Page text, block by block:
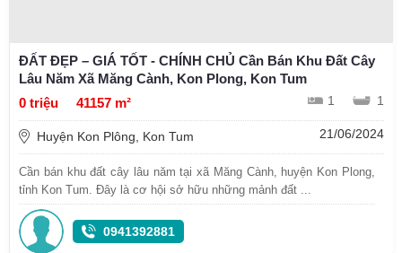
ĐẤT ĐẸP – GIÁ TỐT - CHÍNH CHỦ Cần Bán Khu Đất Cây
Lâu Năm Xã Măng Cành, Kon Plong, Kon Tum
0 triệu
41157 m² 1 1
Huyện Kon Plông, Kon Tum 21/06/2024
Cần bán khu đất cây lâu năm tại xã Măng Cành, huyện Kon Plong,
tỉnh Kon Tum. Đây là cơ hội sở hữu những mảnh đất ...
0941392881